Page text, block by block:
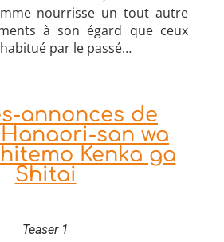
nourrisse un tout autre
à son égard que ceux
par le passé…
annonces de
san wa
Kenka ga
Shitai
Teaser 1